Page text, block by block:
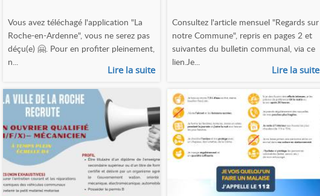
Vous avez téléchagé l'application "La
Roche-en-Ardenne", vous ne serez pas
déçu(e) 🤗. Pour en profiter pleinement,
n...
Lire la suite
Consultez l'article mensuel "Regards sur
notre Commune", repris en pages 2 et
suivantes du bulletin communal, via ce
lien.Je...
Lire la suite